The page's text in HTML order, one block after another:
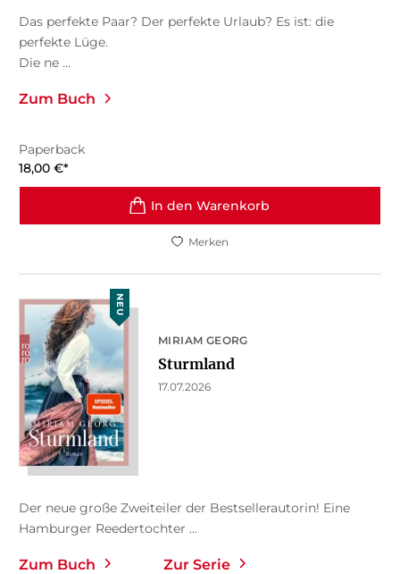
Das perfekte Paar? Der perfekte Urlaub? Es ist: die
perfekte Lüge.
Die ne ...
Zum Buch
Paperback
18,00 €*
In den Warenkorb
Merken
NEU
MIRIAM GEORG
Sturmland
17.07.2026
Der neue große Zweiteiler der Bestsellerautorin! Eine
Hamburger Reedertochter ...
Zum Buch Zur Serie